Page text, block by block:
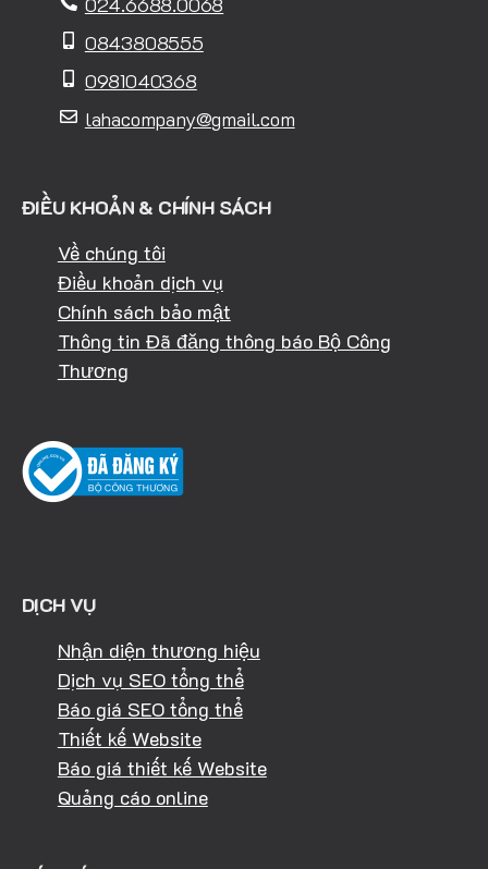
0843808555
0981040368
lahacompany@gmail.com
ĐIỀU KHOẢN & CHÍNH SÁCH
Về chúng tôi
Điều khoản dịch vụ
Chính sách bảo mật
Thông tin Đã đăng thông báo Bộ Công
Thương
DỊCH VỤ
Nhận diện thương hiệu
Dịch vụ SEO tổng thể
Báo giá SEO tổng thể
Thiết kế Website
Báo giá thiết kế Website
Quảng cáo online